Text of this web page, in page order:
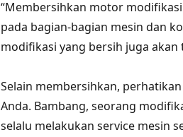
“Membersihkan motor
pada bagian-bagian mesin dan
modifikasi yang bersih juga
Selain membersihkan,
Anda. Bambang, seorang
selalu melakukan service mesin